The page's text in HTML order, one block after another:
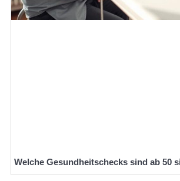
Welche Gesundheitschecks sind ab 50